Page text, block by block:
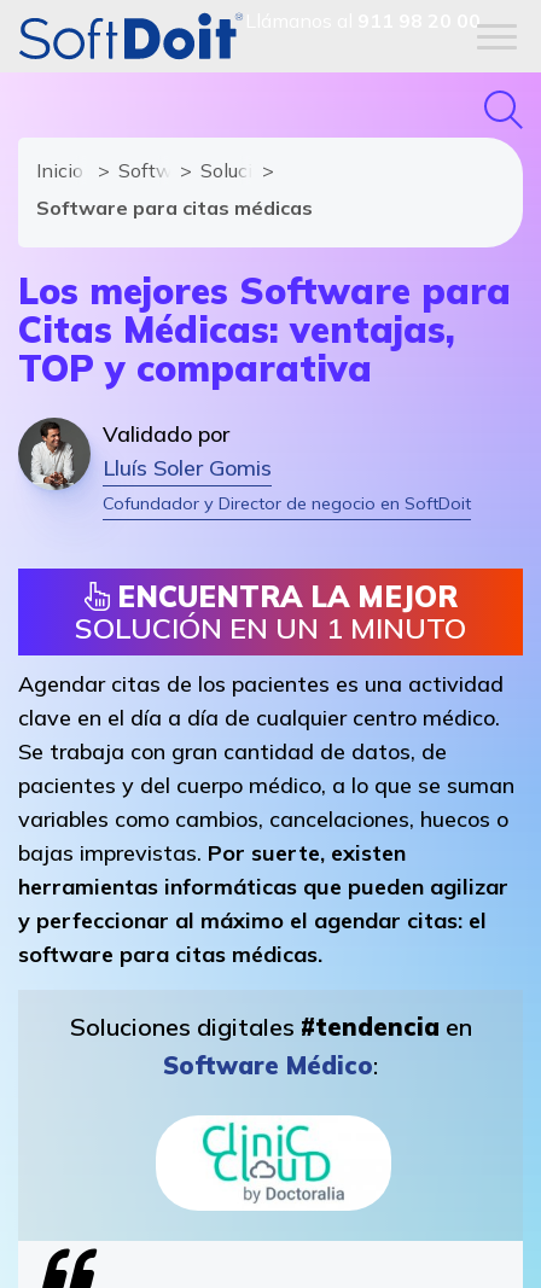
911 98 20 00
Inicio Software MédicoSoluciones y módulos de Software
Software para citas médicas
Los mejores Software para
Citas Médicas: ventajas,
TOP y comparativa
Validado por
Lluís Soler Gomis
Cofundador y Director de negocio en SoftDoit
ENCUENTRA LA MEJOR
SOLUCIÓN EN UN 1 MINUTO
Agendar citas de los pacientes es una actividad
clave en el día a día de cualquier centro médico.
Se trabaja con gran cantidad de datos, de
pacientes y del cuerpo médico, a lo que se suman
variables como cambios, cancelaciones, huecos o
bajas imprevistas. Por suerte, existen
herramientas informáticas que pueden agilizar
y perfeccionar al máximo el agendar citas: el
software para citas médicas.
Soluciones digitales #tendenciaen
Software Médico: